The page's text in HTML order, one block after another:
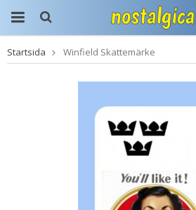
Produkten har blivit
tillagd i varukorgen
Startsida Winfield Skattemärke